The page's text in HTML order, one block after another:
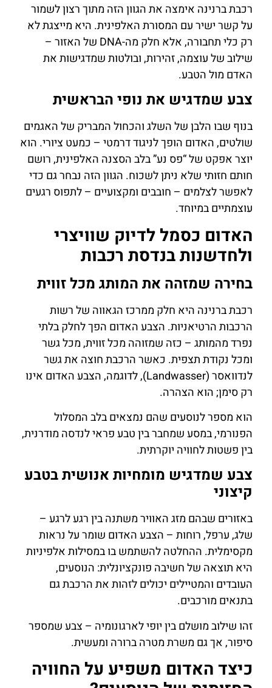
רכבת ברנינה אימצה את הגוון הזה מתוך רצון לשמור
על קשר ישיר עם המסורת האלפינית. היא מייצגת לא
רק כלי תחבורה, אלא חלק מה-DNA של האזור –
שילוב של עוצמה, זהירות, ובולטות שמדגישות את
האדם מול הטבע.
צבע שמדגיש את נופי הבראשית
בנוף שבו הלבן של השלג והכחול המבריק של האגמים
שולטים, האדום הופך לניגוד דרמטי – כמעט ציורי. הוא
יוצר אפקט של “פס נע” בלב הסצנה האלפינית, רושם
חותם חזותי שלא ניתן לשכוח. הגוון הזה נבחר גם כדי
לאפשר לצלמים – חובבים ומקצועיים – לתפוס רגעים
עוצמתיים במיוחד.
האדום כסמל לדיוק שוויצרי
ולחדשנות בנדסת רכבות
בחירה שמזהה את המותג מכל זווית
רכבת ברנינה היא חלק ממרכז הגאווה של רשות
הרכבות הרטיאניות. הצבע האדום הפך לחלק בלתי
נפרד מהמותג – כזה שמזוהה מכל זווית, מכל גשר
ומכל נקודת תצפית. כאשר הרכבת חוצה את גשר
לנדוואסר (Landwasser), לדוגמה, הצבע האדום אינו
רק סימן; הוא הצהרה.
הוא מספר לנוסעים שהם נמצאים בלב המסלול
הפנורמי, במסע שמחבר בין טבע פראי לנדסה מודרנית,
בין פשטות לחוויה יוקרתית.
צבע שמדגיש מומחיות אנושית בטבע
קיצוני
באזורים שבהם מזג האוויר משתנה בין רגע לרגע –
שלג, ערפל, רוחות – הצבע האדום שומר על נראות
מקסימלית. ההחלטה להשתמש בו במסילות אלפיניות
היא תוצאה של חשיבה פונקציונלית: הנוסעים,
העובדים והמטיילים יכולים לזהות את הרכבת גם
בתנאים מורכבים.
זהו שילוב מושלם בין יופי לארגונומיה – צבע שמספר
סיפור, אך גם משרת מטרה ברורה ומעשית.
כיצד האדום משפיע על החוויה